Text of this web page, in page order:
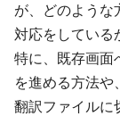
が、どのような
対応をしている
特に、既存画面
を進める方法や
翻訳ファイルに